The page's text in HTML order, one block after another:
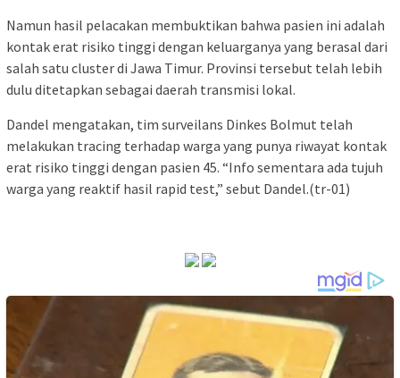
Namun hasil pelacakan membuktikan bahwa pasien ini adalah
kontak erat risiko tinggi dengan keluarganya yang berasal dari
salah satu cluster di Jawa Timur. Provinsi tersebut telah lebih
dulu ditetapkan sebagai daerah transmisi lokal.
Dandel mengatakan, tim surveilans Dinkes Bolmut telah
melakukan tracing terhadap warga yang punya riwayat kontak
erat risiko tinggi dengan pasien 45. “Info sementara ada tujuh
warga yang reaktif hasil rapid test,” sebut Dandel.(tr-01)